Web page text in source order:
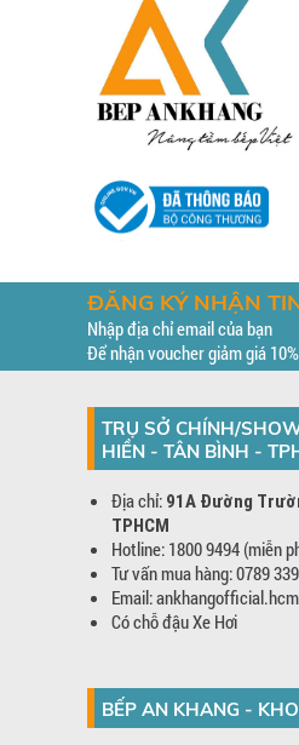
ĐĂNG KÝ NHẬN
Nhập địa chỉ email của bạn
Để nhận voucher giảm giá
TRỤ SỞ CHÍNH/
HIỀN - TÂN BÌNH -
Địa chỉ: 91A Đường
TPHCM
Hotline: 1800 9494 (miễn
Tư vấn mua hàng: 0789
Email:
Có chỗ đậu Xe Hơi
BẾP AN KHANG -